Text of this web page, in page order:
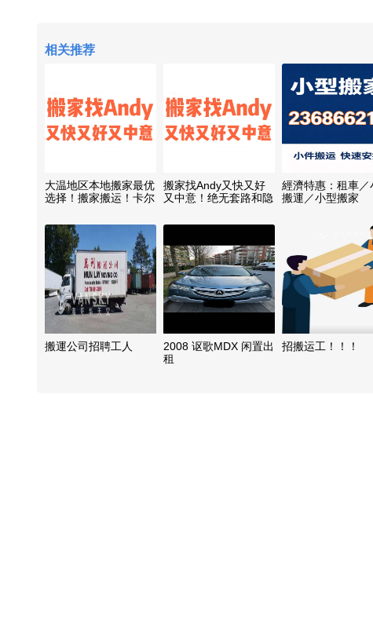
相关推荐
大温地区本地搬家最优
选择！搬家搬运！卡尔
全境及沿线搬家！
搬家找Andy又快又好
又中意！绝无套路和隐
搬钢琴！跨省搬家！
經濟特惠：租車／
搬運／小型搬家
搬運公司招聘工人
2008 讴歌MDX 闲置出
租
招搬运工！！！